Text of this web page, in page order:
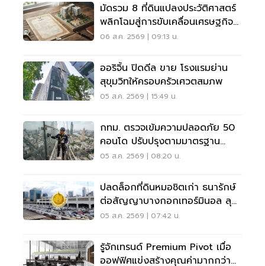
มัดรวม 8 ที่ดินแปลงประวัติศาสตร์
พลิกโฉมสู่การขับเคลื่อนเศรษฐกิจ
เมือง
06 ส.ค. 2569 | 09:13 น.
ออริจิ้น ปิดดีล ขาย โรงแรมย่าน
สุขุมวิทให้ครอบครัวเศวตสมภพ
05 ส.ค. 2569 | 15:49 น.
กทม. ตรวจเข้มความปลอดภัย 50
คอนโด ปรับปรุงตามมาตรฐาน
เคร่งครัด
05 ส.ค. 2569 | 08:20 น.
ปลดล็อกที่ดินหมอชิตเก่า ธนารักษ์
ต่อสัญญาบางกอกเทอร์มินอล ลุย
บิ๊กโปรเจ็กต์
05 ส.ค. 2569 | 07:42 น.
รู้จักเทรนด์ Premium Pivot เมื่อ
ออฟฟิศแข่งสร้างคุณค่ามากกว่า